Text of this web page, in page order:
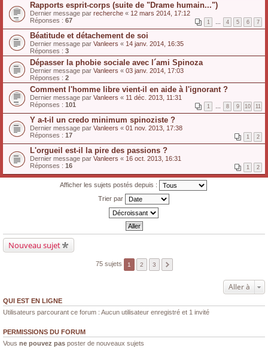
Rapports esprit-corps (suite de "Drame humain...")
Dernier message par recherche « 12 mars 2014, 17:12
Réponses : 67 1 … 4 5 6 7
Béatitude et détachement de soi
Dernier message par Vanleers « 14 janv. 2014, 16:35
Réponses : 3
Dépasser la phobie sociale avec l´ami Spinoza
Dernier message par Vanleers « 03 janv. 2014, 17:03
Réponses : 2
Comment l'homme libre vient-il en aide à l'ignorant ?
Dernier message par Vanleers « 11 déc. 2013, 11:31
Réponses : 101 1 … 8 9 10 11
Y a-t-il un credo minimum spinoziste ?
Dernier message par Vanleers « 01 nov. 2013, 17:38
Réponses : 17 1 2
L'orgueil est-il la pire des passions ?
Dernier message par Vanleers « 16 oct. 2013, 16:31
Réponses : 16 1 2
Afficher les sujets postés depuis :
Trier par
Nouveau sujet
75 sujets 1 2 3
Aller à
QUI EST EN LIGNE
Utilisateurs parcourant ce forum : Aucun utilisateur enregistré et 1 invité
PERMISSIONS DU FORUM
Vous ne pouvez pas poster de nouveaux sujets